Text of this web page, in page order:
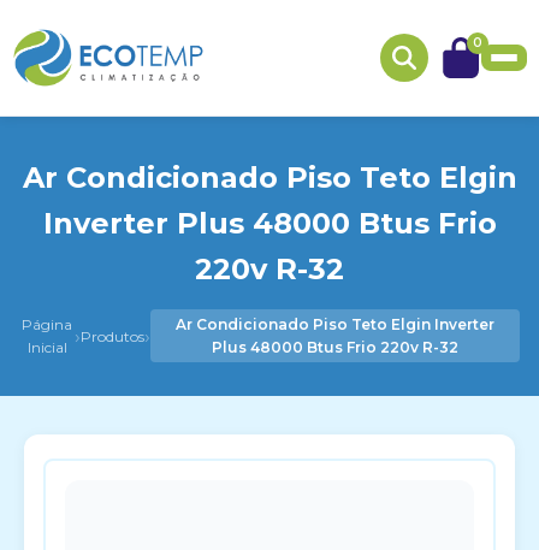
0
Ar Condicionado Piso Teto Elgin
Inverter Plus 48000 Btus Frio
220v R-32
Página
Inicial ›Produtos›
Ar Condicionado Piso Teto Elgin Inverter
Plus 48000 Btus Frio 220v R-32